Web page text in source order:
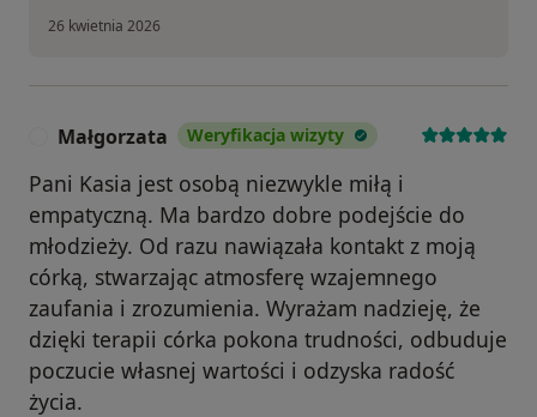
26 kwietnia 2026
Małgorzata Weryfikacja wizyty
Pani Kasia jest osobą niezwykle miłą i
empatyczną. Ma bardzo dobre podejście do
młodzieży. Od razu nawiązała kontakt z moją
córką, stwarzając atmosferę wzajemnego
zaufania i zrozumienia. Wyrażam nadzieję, że
dzięki terapii córka pokona trudności, odbuduje
poczucie własnej wartości i odzyska radość
życia.